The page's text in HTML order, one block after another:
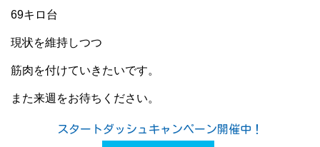
69キロ台
現状を維持しつつ
筋肉を付けていきたいです。
また来週をお待ちください。
スタートダッシュキャンペーン開催中！